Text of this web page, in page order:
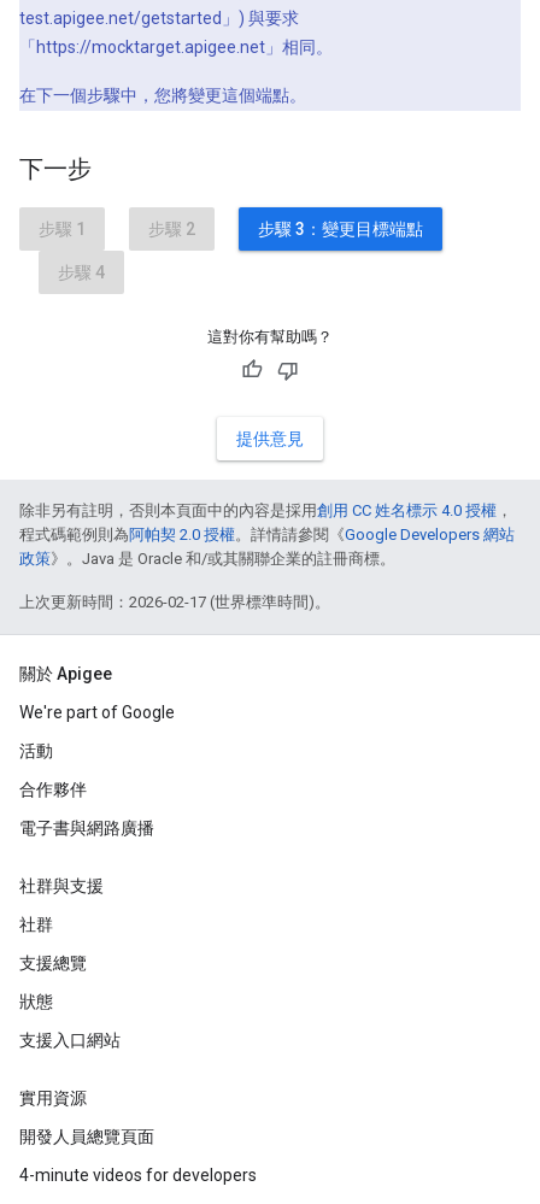
test.apigee.net/getstarted」) 與要求
「https://mocktarget.apigee.net」相同。
在下一個步驟中，您將變更這個端點。
下一步
步驟 1 步驟 2 步驟 3：變更目標端點
步驟 4
這對你有幫助嗎？
提供意見
除非另有註明，否則本頁面中的內容是採用創用 CC 姓名標示 4.0 授權 ，
程式碼範例則為阿帕契 2.0 授權。詳情請參閱《Google Developers 網站
政策》。Java 是 Oracle 和/或其關聯企業的註冊商標。
上次更新時間：2026-02-17 (世界標準時間)。
關於 Apigee
We're part of Google
活動
合作夥伴
電子書與網路廣播
社群與支援
社群
支援總覽
狀態
支援入口網站
實用資源
開發人員總覽頁面
4-minute videos for developers